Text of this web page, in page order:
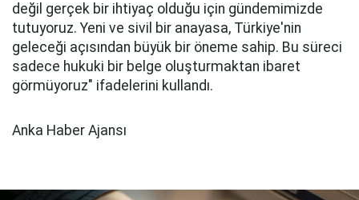
değil gerçek bir ihtiyaç olduğu için gündemimizde
tutuyoruz. Yeni ve sivil bir anayasa, Türkiye'nin
geleceği açısından büyük bir öneme sahip. Bu süreci
sadece hukuki bir belge oluşturmaktan ibaret
görmüyoruz" ifadelerini kullandı.
Anka Haber Ajansı